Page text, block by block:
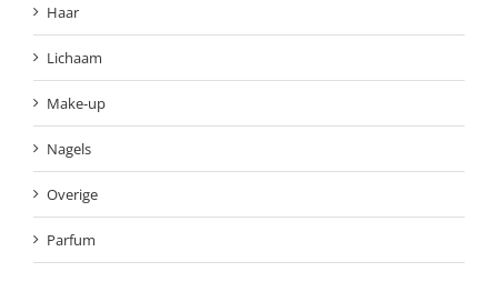
Haar
Lichaam
Make-up
Nagels
Overige
Parfum